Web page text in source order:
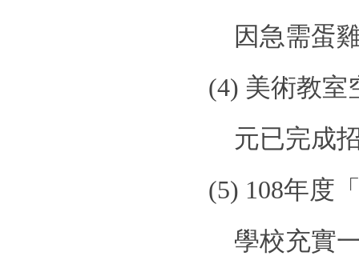
因急需蛋
(4) 美術教室
元已完成
(5) 108年度
學校充實